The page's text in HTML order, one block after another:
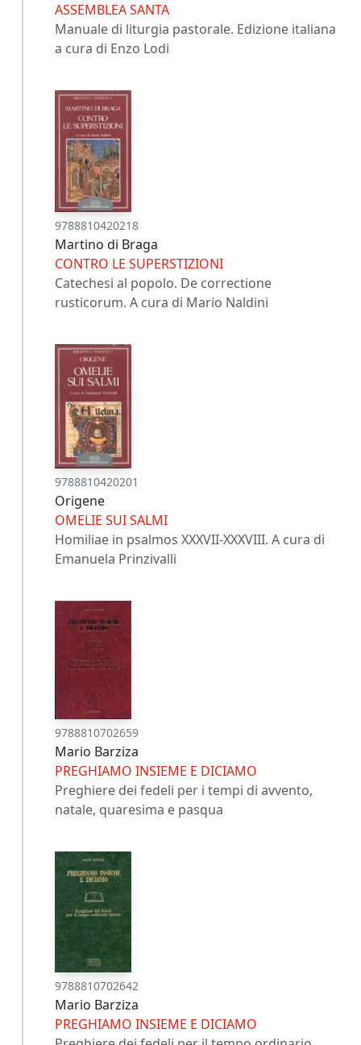
ASSEMBLEA SANTA
Manuale di liturgia pastorale. Edizione italiana
a cura di Enzo Lodi
9788810420218
Martino di Braga
CONTRO LE SUPERSTIZIONI
Catechesi al popolo. De correctione
rusticorum. A cura di Mario Naldini
9788810420201
Origene
OMELIE SUI SALMI
Homiliae in psalmos XXXVII-XXXVIII. A cura di
Emanuela Prinzivalli
9788810702659
Mario Barziza
PREGHIAMO INSIEME E DICIAMO
Preghiere dei fedeli per i tempi di avvento,
natale, quaresima e pasqua
9788810702642
Mario Barziza
PREGHIAMO INSIEME E DICIAMO